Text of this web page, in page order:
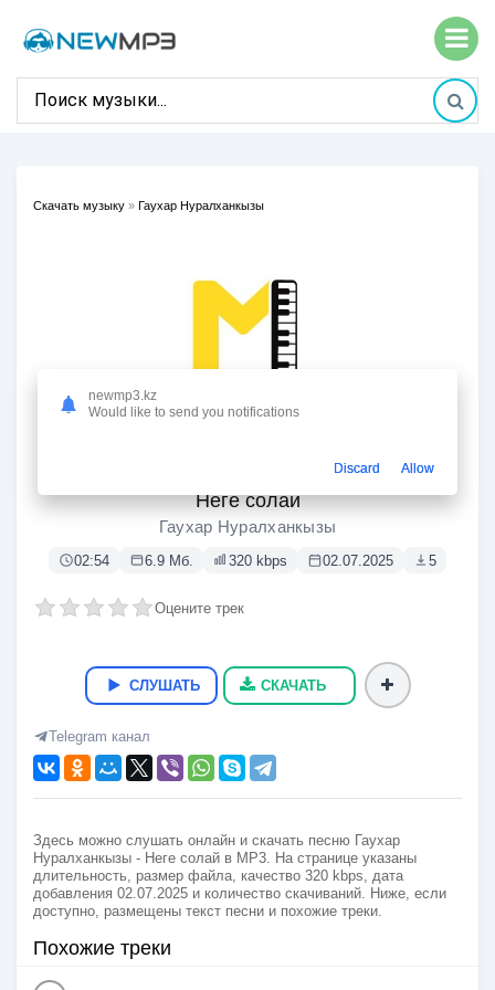
Скачать музыку » Гаухар Нуралханкызы
Неге солай
Гаухар Нуралханкызы
02:54 6.9 Мб. 320 kbps 02.07.2025 5
Оцените трек
СЛУШАТЬ СКАЧАТЬ
Telegram канал
Здесь можно слушать онлайн и скачать песню Гаухар
Нуралханкызы - Неге солай в MP3. На странице указаны
длительность, размер файла, качество 320 kbps, дата
добавления 02.07.2025 и количество скачиваний. Ниже, если
доступно, размещены текст песни и похожие треки.
Похожие треки
newmp3.kz
Would like to send you notifications
Discard Allow